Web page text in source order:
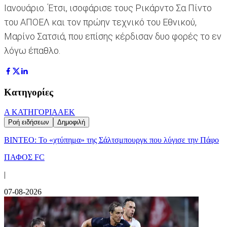
Ιανουάριο. Έτσι, ισοφάρισε τους Ρικάρντο Σα Πίντο
του ΑΠΟΕΛ και τον πρώην τεχνικό του Εθνικού,
Μαρίνο Σατσιά, που επίσης κέρδισαν δυο φορές το εν
λόγω έπαθλο.
Κατηγορίες
Α ΚΑΤΗΓΟΡΙΑΑΕΚ
Ροή ειδήσεων Δημοφιλή
ΒΙΝΤΕΟ: Το «χτύπημα» της Σάλτσμπουργκ που λύγισε την Πάφο
ΠΑΦΟΣ FC
|
07-08-2026